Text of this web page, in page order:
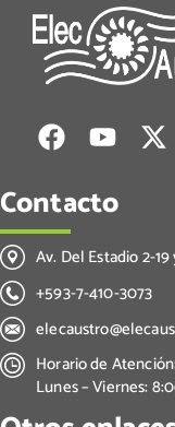
Contacto
Av. Del Estadio 2-
+593-7-410-3073
Horario de Atención:
Lunes – Viernes: